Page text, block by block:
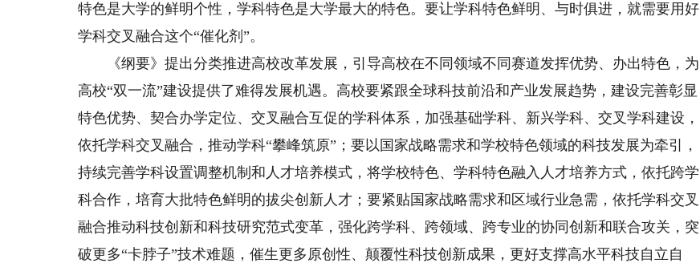
特色是大学的鲜明个性，学科特色是大学最大的特色。要让学科特色鲜明、与时俱进，就需要用好
学科交叉融合这个“催化剂”。
《纲要》提出分类推进高校改革发展，引导高校在不同领域不同赛道发挥优势、办出特色，为
高校“双一流”建设提供了难得发展机遇。高校要紧跟全球科技前沿和产业发展趋势，建设完善彰显
特色优势、契合办学定位、交叉融合互促的学科体系，加强基础学科、新兴学科、交叉学科建设，
依托学科交叉融合，推动学科“攀峰筑原”；要以国家战略需求和学校特色领域的科技发展为牵引，
持续完善学科设置调整机制和人才培养模式，将学校特色、学科特色融入人才培养方式，依托跨学
科合作，培育大批特色鲜明的拔尖创新人才；要紧贴国家战略需求和区域行业急需，依托学科交叉
融合推动科技创新和科技研究范式变革，强化跨学科、跨领域、跨专业的协同创新和联合攻关，突
破更多“卡脖子”技术难题，催生更多原创性、颠覆性科技创新成果，更好支撑高水平科技自立自